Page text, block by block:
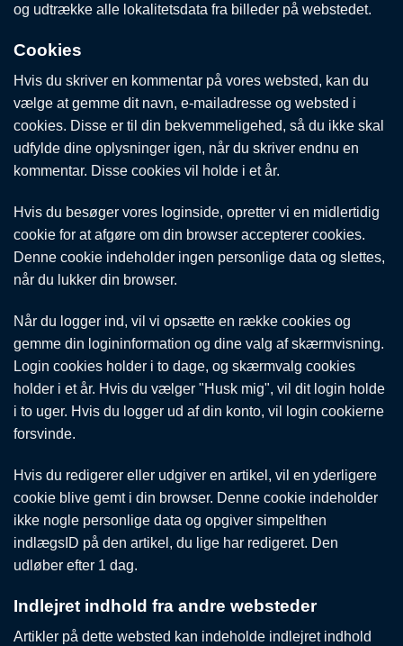
og udtrække alle lokalitetsdata fra billeder på webstedet.
Cookies
Hvis du skriver en kommentar på vores websted, kan du
vælge at gemme dit navn, e-mailadresse og websted i
cookies. Disse er til din bekvemmeligehed, så du ikke skal
udfylde dine oplysninger igen, når du skriver endnu en
kommentar. Disse cookies vil holde i et år.
Hvis du besøger vores loginside, opretter vi en midlertidig
cookie for at afgøre om din browser accepterer cookies.
Denne cookie indeholder ingen personlige data og slettes,
når du lukker din browser.
Når du logger ind, vil vi opsætte en række cookies og
gemme din logininformation og dine valg af skærmvisning.
Login cookies holder i to dage, og skærmvalg cookies
holder i et år. Hvis du vælger "Husk mig", vil dit login holde
i to uger. Hvis du logger ud af din konto, vil login cookierne
forsvinde.
Hvis du redigerer eller udgiver en artikel, vil en yderligere
cookie blive gemt i din browser. Denne cookie indeholder
ikke nogle personlige data og opgiver simpelthen
indlægsID på den artikel, du lige har redigeret. Den
udløber efter 1 dag.
Indlejret indhold fra andre websteder
Artikler på dette websted kan indeholde indlejret indhold